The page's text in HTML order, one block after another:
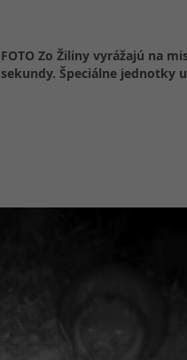
FOTO Zo Žiliny vyrážajú na
sekundy. Špeciálne jednotky